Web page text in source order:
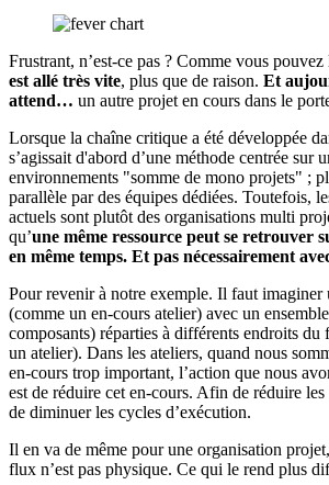
Frustrant, n’est-ce pas ? Comme vous pouvez
est allé très vite, plus que de raison. Et
attend… un autre projet en cours dans le
Lorsque la chaîne critique a été développée
s’agissait d'abord d’une méthode centrée sur
environnements "somme de mono projets" ;
parallèle par des équipes dédiées. Toutefois,
actuels sont plutôt des organisations multi
qu’une même ressource peut se retrouver
en même temps. Et pas nécessairement
Pour revenir à notre exemple. Il faut imaginer
(comme un en-cours atelier) avec un
composants) réparties à différents endroits du
un atelier). Dans les ateliers, quand nous
en-cours trop important, l’action que nous
est de réduire cet en-cours. Afin de réduire les
de diminuer les cycles d’exécution.
Il en va de même pour une organisation
flux n’est pas physique. Ce qui le rend plus